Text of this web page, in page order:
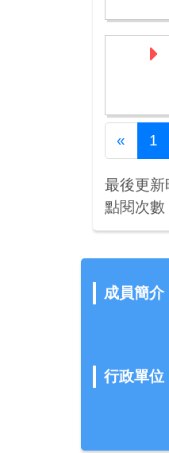
« 1
最後更
點閱次
成員簡介
行政單位